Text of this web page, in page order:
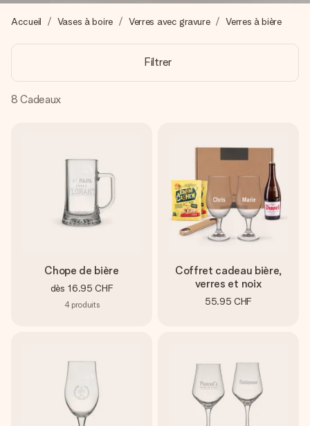
Carte de vœux gratuite
Créez quelque chose d’unique en quelques étapes – avec
son prénom, votre photo ou un message qui touche le cœur.
Sans complications, juste tout l’amour pour le moment idéal.
Accueil Vases à boire Verres avec gravure Verres à bière
Filtrer
8 Cadeaux
Chope de bière
dès 16.95 CHF
4 produits
Coffret cadeau bière,
verres et noix
55.95 CHF